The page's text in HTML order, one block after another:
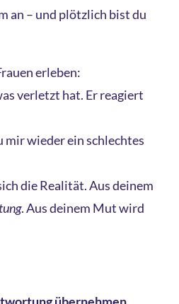
an – und plötzlich bist du
erleben:
verletzt hat. Er reagiert
mir wieder ein schlechtes
die Realität. Aus deinem
. Aus deinem Mut wird